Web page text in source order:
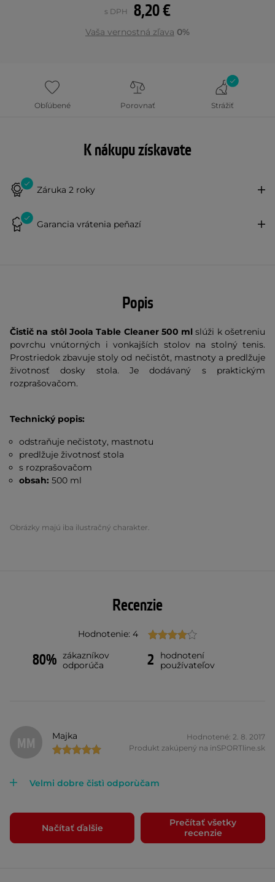
8,20 €
s DPH
Vaša vernostná zľava 0%
Obľúbené Porovnať Strážiť
K nákupu získavate
Záruka 2 roky
Garancia vrátenia peňazí
Popis
Čistič na stôl Joola Table Cleaner 500 ml slúži k ošetreniu
povrchu vnútorných i vonkajších stolov na stolný tenis.
Prostriedok zbavuje stoly od nečistôt, mastnoty a predlžuje
životnosť dosky stola. Je dodávaný s praktickým
rozprašovačom.
Technický popis:
odstraňuje nečistoty, mastnotu
predlžuje životnosť stola
s rozprašovačom
obsah: 500 ml
Obrázky majú iba ilustračný charakter.
Recenzie
Hodnotenie: 4
80% zákazníkov
odporúča
2
hodnotení
používateľov
MM Majka
Hodnotené: 2. 8. 2017
Produkt zakúpený na inSPORTline.sk
Velmi dobre čistì odporùčam
Načítať ďalšie
Prečítať všetky
recenzie